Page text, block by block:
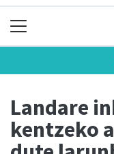
Landare
kentzeko